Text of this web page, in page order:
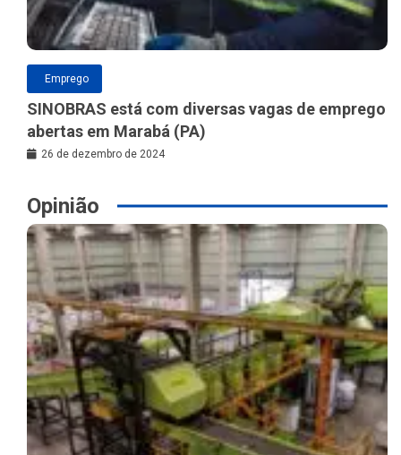
Emprego
SINOBRAS está com diversas vagas de emprego
abertas em Marabá (PA)
26 de dezembro de 2024
Opinião